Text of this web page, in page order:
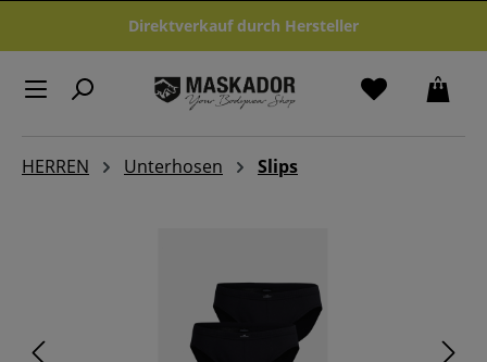
Zum Hauptinhalt springenDirektverkauf durch Hersteller
HERREN Unterhosen Slips